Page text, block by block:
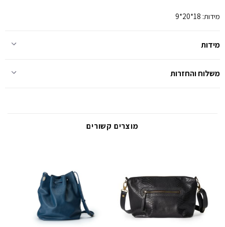
מידות: 18*20*9
מידות
משלוח והחזרות
מוצרים קשורים